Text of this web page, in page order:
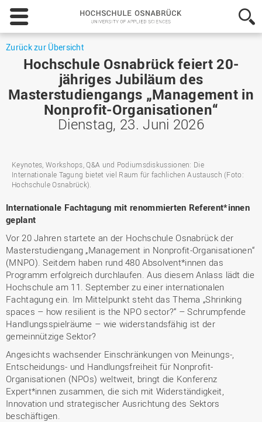
Hochschule
Osnabrück
-
of
Applied
Zurück zur Übersicht
Hochschule Osnabrück feiert 20-
jähriges Jubiläum des
Masterstudiengangs „Management in
Nonprofit-Organisationen“
Dienstag, 23. Juni 2026
Keynotes, Workshops, Q&A und Podiumsdiskussionen: Die
Internationale Tagung bietet viel Raum für fachlichen Austausch (Foto:
Hochschule Osnabrück).
Internationale Fachtagung mit renommierten Referent*innen
geplant
Vor 20 Jahren startete an der Hochschule Osnabrück der
Masterstudiengang „Management in Nonprofit-Organisationen“
(MNPO). Seitdem haben rund 480 Absolvent*innen das
Programm erfolgreich durchlaufen. Aus diesem Anlass lädt die
Hochschule am 11. September zu einer internationalen
Fachtagung ein. Im Mittelpunkt steht das Thema „Shrinking
spaces – how resilient is the NPO sector?“ – Schrumpfende
Handlungsspielräume – wie widerstandsfähig ist der
gemeinnützige Sektor?
Angesichts wachsender Einschränkungen von Meinungs-,
Entscheidungs- und Handlungsfreiheit für Nonprofit-
Organisationen (NPOs) weltweit, bringt die Konferenz
Expert*innen zusammen, die sich mit Widerständigkeit,
Innovation und strategischer Ausrichtung des Sektors
beschäftigen.